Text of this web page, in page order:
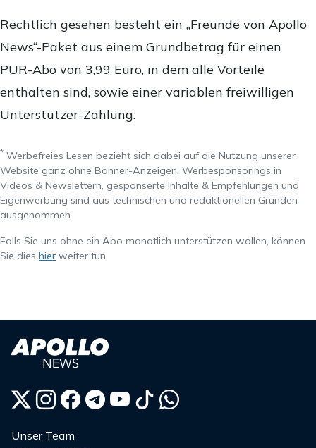
Rechtlich gesehen besteht ein „Freunde von Apollo
News“-Paket aus einem Grundbetrag für einen
PUR-Abo von 3,99 Euro, in dem alle Vorteile
enthalten sind, sowie einer variablen freiwilligen
Unterstützer-Zahlung.
* Werbefreies Lesen bezieht sich dabei auf die Nutzung unserer
Website ganz ohne Banner-Anzeigen. Werbesponsorings in
Videos & Newslettern, gesponserte Inhalte & Empfehlungen und
Eigenwerbung sind aus technischen und redaktionellen Gründen
ausgenommen.
Falls Sie uns ohne ein Abo monatlich unterstützen wollen, können
Sie dies hier weiter tun.
Unser Team